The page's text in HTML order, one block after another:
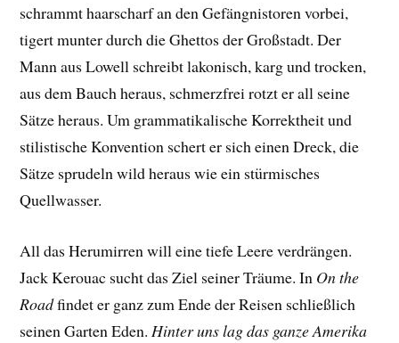
schrammt haarscharf an den Gefängnistoren vorbei,
tigert munter durch die Ghettos der Großstadt. Der
Mann aus Lowell schreibt lakonisch, karg und trocken,
aus dem Bauch heraus, schmerzfrei rotzt er all seine
Sätze heraus. Um grammatikalische Korrektheit und
stilistische Konvention schert er sich einen Dreck, die
Sätze sprudeln wild heraus wie ein stürmisches
Quellwasser.
All das Herumirren will eine tiefe Leere verdrängen.
Jack Kerouac sucht das Ziel seiner Träume. In On the
Roadfindet er ganz zum Ende der Reisen schließlich
seinen Garten Eden. Hinter uns lag das ganze Amerika